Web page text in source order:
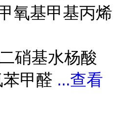
氧基甲基丙烯
硝基水杨酸
甲醛 ...查看